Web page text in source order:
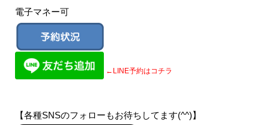
電子マネー可
←LINE予約はコチラ
【各種SNSのフォローもお待ちしてます(^^)】